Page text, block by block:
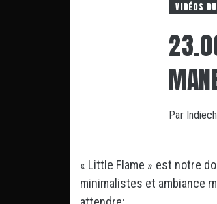
VIDÉOS
Par
« Little Flame » est notre
minimalistes et ambiance